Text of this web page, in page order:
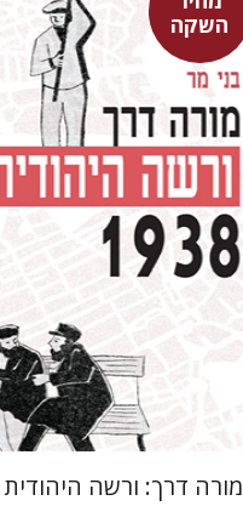
השקה
בני מר
מחיר השקה
$42
$29
מורה דרך: ורשה היהודית 1938